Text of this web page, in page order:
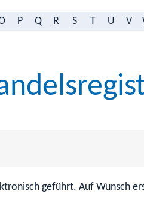
P Q R S T U V
geführt. Auf Wunsch